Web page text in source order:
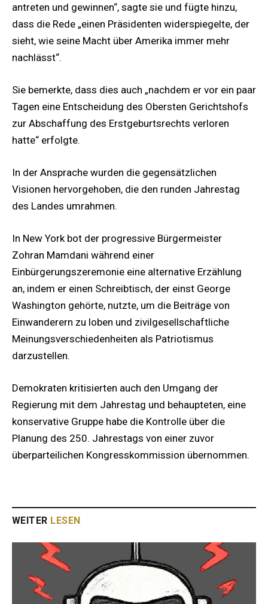
antreten und gewinnen“, sagte sie und fügte hinzu,
dass die Rede „einen Präsidenten widerspiegelte, der
sieht, wie seine Macht über Amerika immer mehr
nachlässt“.
Sie bemerkte, dass dies auch „nachdem er vor ein paar
Tagen eine Entscheidung des Obersten Gerichtshofs
zur Abschaffung des Erstgeburtsrechts verloren
hatte“ erfolgte.
In der Ansprache wurden die gegensätzlichen
Visionen hervorgehoben, die den runden Jahrestag
des Landes umrahmen.
In New York bot der progressive Bürgermeister
Zohran Mamdani während einer
Einbürgerungszeremonie eine alternative Erzählung
an, indem er einen Schreibtisch, der einst George
Washington gehörte, nutzte, um die Beiträge von
Einwanderern zu loben und zivilgesellschaftliche
Meinungsverschiedenheiten als Patriotismus
darzustellen.
Demokraten kritisierten auch den Umgang der
Regierung mit dem Jahrestag und behaupteten, eine
konservative Gruppe habe die Kontrolle über die
Planung des 250. Jahrestags von einer zuvor
überparteilichen Kongresskommission übernommen.
WEITER LESEN